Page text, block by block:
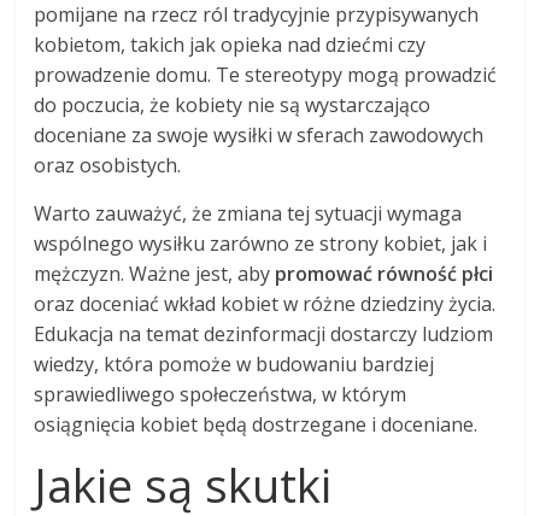
pomijane na rzecz ról tradycyjnie przypisywanych
kobietom, takich jak opieka nad dziećmi czy
prowadzenie domu. Te stereotypy mogą prowadzić
do poczucia, że kobiety nie są wystarczająco
doceniane za swoje wysiłki w sferach zawodowych
oraz osobistych.
Warto zauważyć, że zmiana tej sytuacji wymaga
wspólnego wysiłku zarówno ze strony kobiet, jak i
mężczyzn. Ważne jest, aby promować równość płci
oraz doceniać wkład kobiet w różne dziedziny życia.
Edukacja na temat dezinformacji dostarczy ludziom
wiedzy, która pomoże w budowaniu bardziej
sprawiedliwego społeczeństwa, w którym
osiągnięcia kobiet będą dostrzegane i doceniane.
Jakie są skutki